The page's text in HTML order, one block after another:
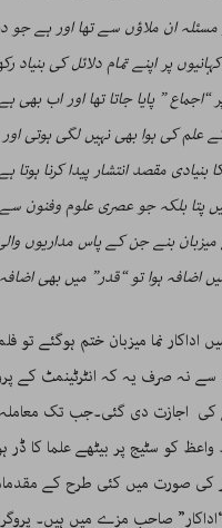
مسئلہ ان ملاؤں سے تھا اور ہے
پر اپنے تمام دلائل کی
“اجماع ” پایا جاتا تھا اور اب
علم کی ہوا بھی نہیں لگی ہوتی
بنیادی مقصد انتشار پیدا کرنا
پتا بلکہ جو عصری علوم وفنون
میزبان بنے جن کے پاس مداریوں
اضافہ ہوا تو “قدر” میں بھی
اداکار نما میزبان ختم ہوگئے
سے نہ صرف یہ کہ انٹرٹینمٹ کے
کی اجازت دی گئی۔جب تک
واعظ کو سٹیج پر بیٹھے علما کا
کی صورت میں کئی طرح کے
صاحب مزے میں ہیں۔